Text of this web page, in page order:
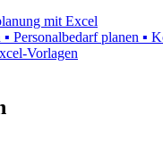
mit Excel
▪ Personalbedarf planen
Vorlagen